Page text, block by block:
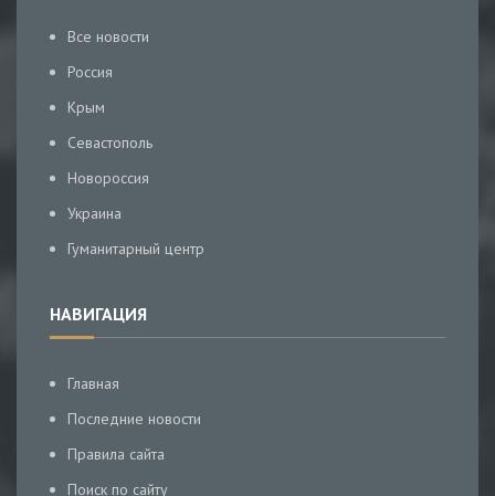
Все новости
Россия
Крым
Севастополь
Новороссия
Украина
Гуманитарный центр
НАВИГАЦИЯ
Главная
Последние новости
Правила сайта
Поиск по сайту